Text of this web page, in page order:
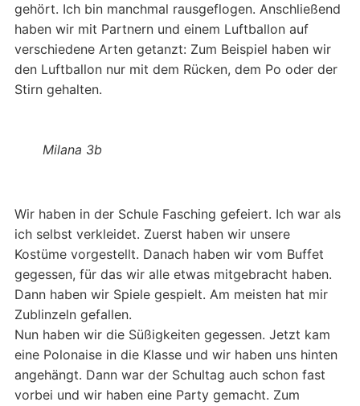
gehört. Ich bin manchmal rausgeflogen. Anschließend
haben wir mit Partnern und einem Luftballon auf
verschiedene Arten getanzt: Zum Beispiel haben wir
den Luftballon nur mit dem Rücken, dem Po oder der
Stirn gehalten.
Milana 3b
Wir haben in der Schule Fasching gefeiert. Ich war als
ich selbst verkleidet. Zuerst haben wir unsere
Kostüme vorgestellt. Danach haben wir vom Buffet
gegessen, für das wir alle etwas mitgebracht haben.
Dann haben wir Spiele gespielt. Am meisten hat mir
Zublinzeln gefallen.
Nun haben wir die Süßigkeiten gegessen. Jetzt kam
eine Polonaise in die Klasse und wir haben uns hinten
angehängt. Dann war der Schultag auch schon fast
vorbei und wir haben eine Party gemacht. Zum